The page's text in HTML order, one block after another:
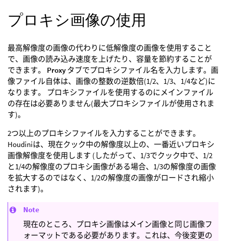
プロキシ画像の使用
最高解像度の画像の代わりに低解像度の画像を使用すること
で、画像の読み込み速度を上げたり、容量を節約することが
できます。 Proxy タブでプロキシファイル名を入力します。画
像ファイル自体は、画像の整数の逆数倍(1/2、1/3、1/4など)に
なります。 プロキシファイルを使用するのにメインファイル
の存在は必要ありません(最大プロキシファイルが使用されま
す)。
2つ以上のプロキシファイルを入力することができます。
Houdiniは、現在クック中の解像度以上の、一番近いプロキシ
画像解像度を使用します (したがって、1/3でクック中で、1/2
と1/4の解像度のプロキシ画像がある場合、1/3の解像度の画像
を拡大するのではなく、1/2の解像度の画像がロードされ縮小
されます)。
Note
現在のところ、プロキシ画像はメイン画像と同じ画像フ
ォーマットである必要があります。これは、今後変更の